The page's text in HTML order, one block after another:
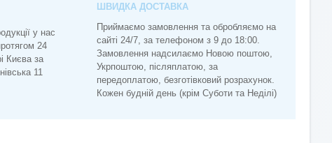
у нас
24
Києва за
11
ШВИДКА ДОСТАВКА
Приймаємо замовлення та обробляємо на
сайті 24/7, за телефоном з 9 до 18:00.
Замовлення надсилаємо Новою поштою,
Укрпоштою, післяплатою, за
передоплатою, безготівковий розрахунок.
Кожен будній день (крім Суботи та Неділі)